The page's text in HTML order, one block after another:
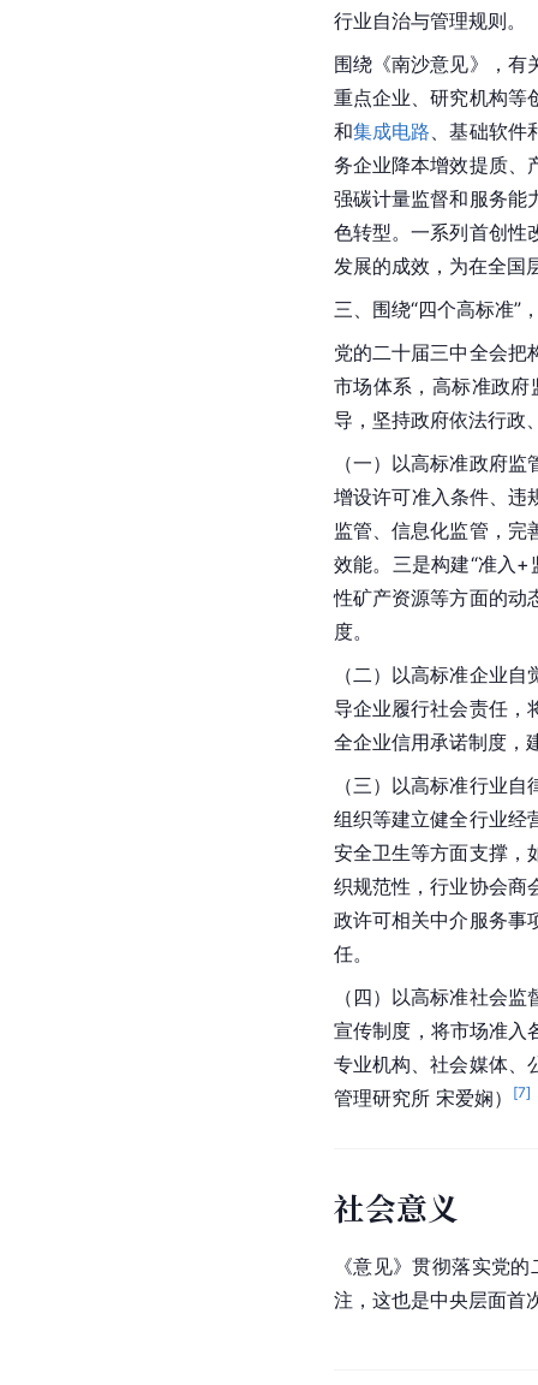
行业自治与管理规则。
围绕《南沙意见》，有
重点企业、研究机构等
和集成电路、基础软件
务企业降本增效提质、
强碳计量监督和服务能
色转型。一系列首创性
发展的成效，为在全国
三、围绕“四个高标准”
党的二十届三中全会把
市场体系，高标准政
导，坚持政府依法行政
（一）以高标准政府
增设许可准入条件、违
监管、信息化监管，完
效能。三是构建“准入
性矿产资源等方面的动
度。
（二）以高标准企业
导企业履行社会责任，
全企业信用承诺制度，
（三）以高标准行业
组织等建立健全行业经
安全卫生等方面支撑，
织规范性，行业协会商
政许可相关中介服务事
任。
（四）以高标准社会
宣传制度，将市场准入
专业机构、社会媒体、
管理研究所 宋爱娴）
[7]
社会意义
《意见》贯彻落实党
注，这也是中央层面首